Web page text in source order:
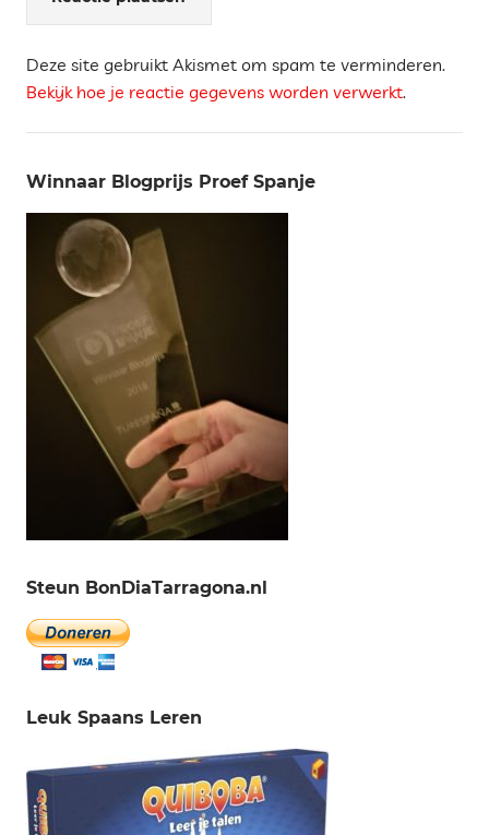
Deze site gebruikt Akismet om spam te verminderen.
Bekijk hoe je reactie gegevens worden verwerkt.
Winnaar Blogprijs Proef Spanje
Steun BonDiaTarragona.nl
Leuk Spaans Leren